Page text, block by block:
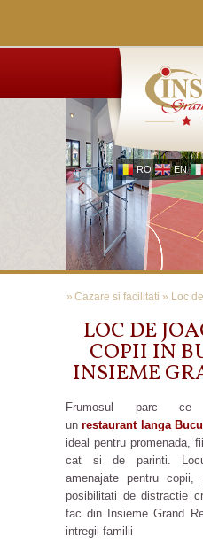
RO EN
» Cazare si facilitati » Loc
LOC DE
COPII IN
INSIEME
Frumosul parc ce
unrestaurant langa
ideal pentru promenada,
cat si de parinti.
amenajate pentru copii,
posibilitati de distractie
fac din Insieme Grand
intregii familii